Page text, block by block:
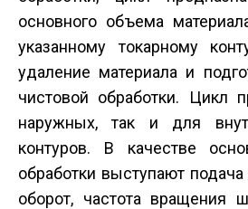
основного объема
указанному токарному
удаление материала и
чистовой обработки. Цикл
наружных, так и для
контуров. В качестве
обработки выступают
оборот, частота вращения